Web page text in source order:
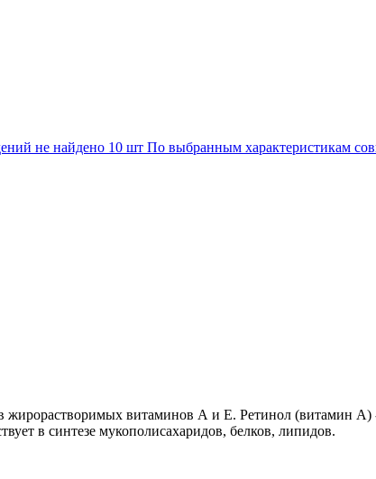
не найдено 10 шт По выбранным характеристикам
жирорастворимых витаминов А и Е. Ретинол (витамин
в синтезе мукополисахаридов, белков, липидов.